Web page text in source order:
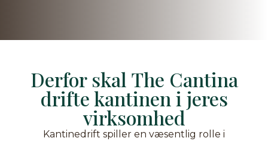
Derfor skal The Cantina
drifte kantinen i jeres
virksomhed
Kantinedrift spiller en væsentlig rolle i